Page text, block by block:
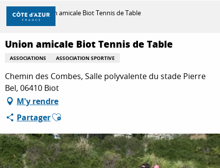
Aller
contenu
principal
DÉCOUVRIR
À FAIRE
SÉJOURNER
Accueil Union amicale Biot Tennis de Table
Union amicale Biot Tennis de Table
ASSOCIATIONS ASSOCIATION SPORTIVE
Chemin des Combes, Salle polyvalente du stade Pierre
Bel, 06410 Biot
M'y rendre
PartagerAjouter aux favoris